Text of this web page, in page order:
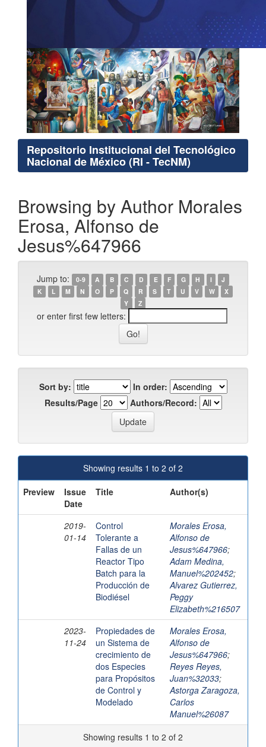
Repositorio Institucional del Tecnológico
Nacional de México (RI - TecNM)
Browsing by Author Morales
Erosa, Alfonso de
Jesus%647966
Jump to: 0-9 A B C D E F G H I
J
K
L M N O P Q R S T U V W
X
Y
Z
or enter first few letters:
Sort by:
In order:
Results/Page
Authors/Record:
Showing results 1 to 2 of 2
Preview
Issue
Date
Title Author(s)
2019-
01-14
Control
Tolerante a
Fallas de un
Reactor Tipo
Batch para la
Producción de
Biodiésel
Morales Erosa,
Alfonso de
Jesus%647966;
Adam Medina,
Manuel%202452;
Alvarez Gutierrez,
Peggy
Elizabeth%216507
2023-
11-24
Propiedades de
un Sistema de
crecimiento de
dos Especies
para Propósitos
de Control y
Modelado
Morales Erosa,
Alfonso de
Jesus%647966;
Reyes Reyes,
Juan%32033;
Astorga Zaragoza,
Carlos
Manuel%26087
Showing results 1 to 2 of 2